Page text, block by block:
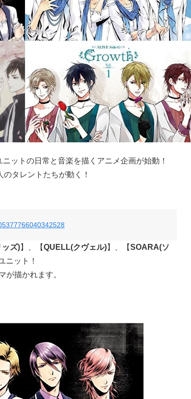
ニットの日常と音楽を描くアニメ企画が始動！
のタレントたちが動く！
ズ)】、【QUELL(クヴェル)】、【SOARA(ソ
ニット！
が描かれます。